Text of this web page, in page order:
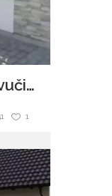
Moderní hliníkový plot - pavučina
1